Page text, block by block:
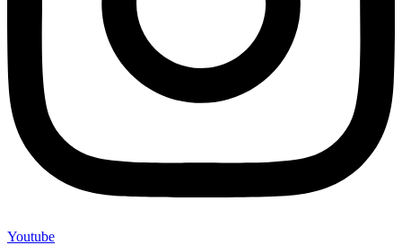
Youtube